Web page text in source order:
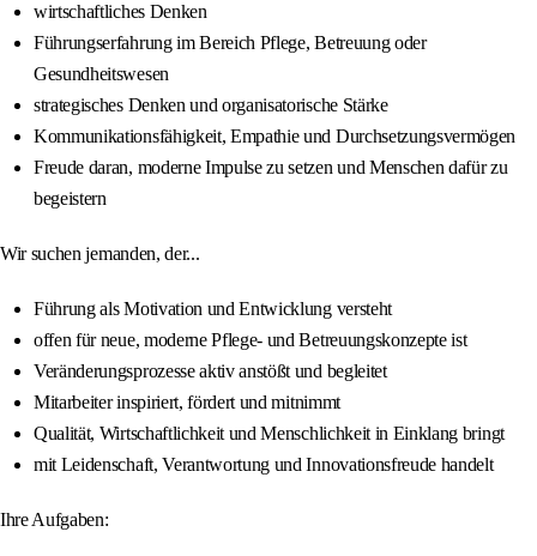
wirtschaftliches Denken
Führungserfahrung im Bereich Pflege, Betreuung oder
Gesundheitswesen
strategisches Denken und organisatorische Stärke
Kommunikationsfähigkeit, Empathie und Durchsetzungsvermögen
Freude daran, moderne Impulse zu setzen und Menschen dafür zu
begeistern
Wir suchen jemanden, der...
Führung als Motivation und Entwicklung versteht
offen für neue, moderne Pflege- und Betreuungskonzepte ist
Veränderungsprozesse aktiv anstößt und begleitet
Mitarbeiter inspiriert, fördert und mitnimmt
Qualität, Wirtschaftlichkeit und Menschlichkeit in Einklang bringt
mit Leidenschaft, Verantwortung und Innovationsfreude handelt
Ihre Aufgaben: